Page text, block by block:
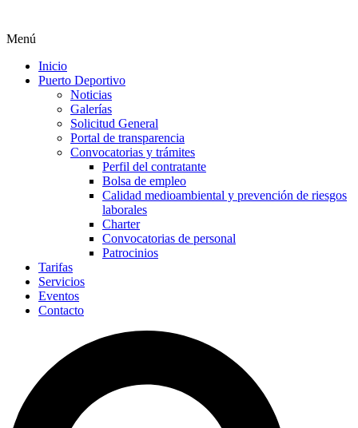
Menú
Inicio
Puerto Deportivo
Noticias
Galerías
Solicitud General
Portal de transparencia
Convocatorias y trámites
Perfil del contratante
Bolsa de empleo
Calidad medioambiental y prevención de riesgos
laborales
Charter
Convocatorias de personal
Patrocinios
Tarifas
Servicios
Eventos
Contacto